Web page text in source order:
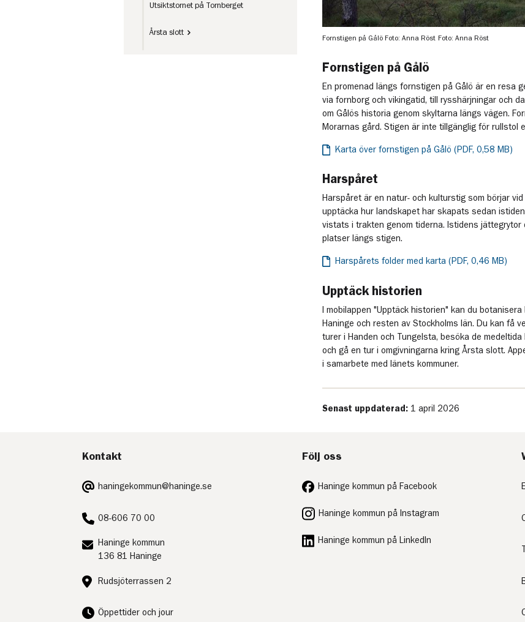
Utsiktstornet på Tornberget
Årsta slott
Fornstigen på Gålö Foto: Anna Röst Foto: Anna Röst
Fornstigen på Gålö
En promenad längs fornstigen på Gålö är en resa
via fornborg och vikingatid, till rysshärjningar och
om Gålös historia genom skyltarna längs vägen.
Morarnas gård. Stigen är inte tillgänglig för rullstol
Karta över fornstigen på Gålö (PDF, 0,58 MB)
Harspåret
Harspåret är en natur- och kulturstig som börjar
upptäcka hur landskapet har skapats sedan
vistats i trakten genom tiderna. Istidens
platser längs stigen.
Harspårets folder med karta (PDF, 0,46 MB)
Upptäck historien
I mobilappen "Upptäck historien" kan du
Haninge och resten av Stockholms län. Du kan få
turer i Handen och Tungelsta, besöka de
och gå en tur i omgivningarna kring Årsta slott.
i samarbete med länets kommuner.
Senast uppdaterad: 1 april 2026
Kontakt
E-
post:
haningekommun@haninge.se
Telefon:
08-606 70 00
Postadress:
Haninge kommun
136 81 Haninge
Besöksadress:
Rudsjöterrassen 2
Öppettider och jour
Följ oss
Haninge kommun på Facebook
Haninge kommun på Instagram
Haninge kommun på LinkedIn